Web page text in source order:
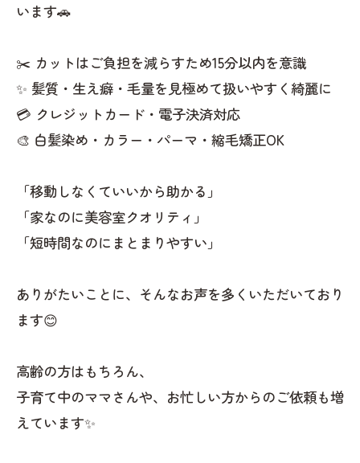
います🚗
✂️ カットはご負担を減らすため15分以内を意識
✨ 髪質・生え癖・毛量を見極めて扱いやすく綺麗に
💳 クレジットカード・電子決済対応
🎨 白髪染め・カラー・パーマ・縮毛矯正OK
「移動しなくていいから助かる」
「家なのに美容室クオリティ」
「短時間なのにまとまりやすい」
ありがたいことに、そんなお声を多くいただいており
ます😊
高齢の方はもちろん、
子育て中のママさんや、お忙しい方からのご依頼も増
えています✨